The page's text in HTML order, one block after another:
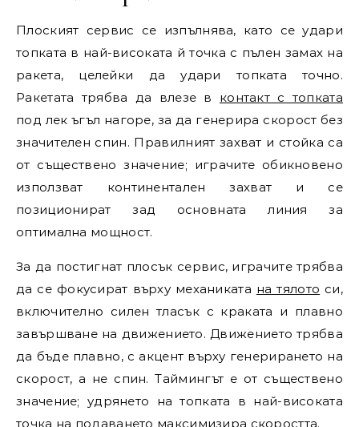
Плоският сервис се изпълнява, като се удари
топката в най-високата й точка с пълен замах на
ракета, целейки да удари топката точно.
Ракетата трябва да влезе в контакт с топката
под лек ъгъл нагоре, за да генерира скорост без
значителен спин. Правилният захват и стойка са
от съществено значение; играчите обикновено
използват континентален захват и се
позиционират зад основната линия за
оптимална мощност.
За да постигнат плосък сервис, играчите трябва
да се фокусират върху механиката на тялото си,
включително силен тласък с краката и плавно
завършване на движението. Движението трябва
да бъде плавно, с акцент върху генерирането на
скорост, а не спин. Таймингът е от съществено
значение; удрянето на топката в най-високата
точка на подаването максимизира скоростта.